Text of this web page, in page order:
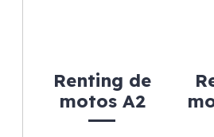
Renting de
motos A2